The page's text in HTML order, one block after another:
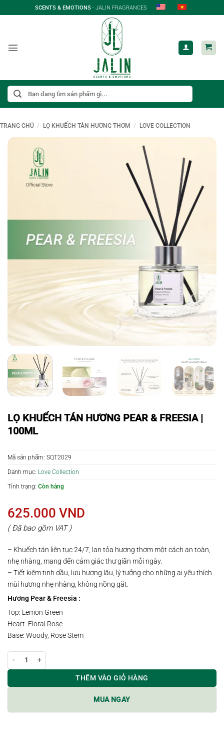
qua
SCENTS & EMOTIONS - JALIN FRAGRANCES
Tìm
kiếm:
TRANG CHỦ / LỌ KHUẾCH TÁN HƯƠNG THƠM / LOVE COLLECTION
LỌ KHUẾCH TÁN HƯƠNG PEAR & FREESIA |
100ML
Mã sản phẩm: SQT2029
Danh mục: Love Collection
Tình trạng: Còn hàng
625.000 VND
( Đã bao gồm VAT )
– Khuếch tán liên tục 24/7, lan tỏa hương thơm một cách an toàn,
nhẹ nhàng, mang đến cảm giác thư giãn mỗi ngày.
– Tiết kiệm tinh dầu, lưu hương lâu, lý tưởng cho những ai yêu thích
mùi hương nhẹ nhàng, không nồng gắt.
Hương Pear & Freesia :
Top: Lemon Green
Heart: Floral Rose
Base: Woody, Rose Stem
Lọ khuếch tán hương PEAR & FREESIA | 100ml số lượng
THÊM VÀO GIỎ HÀNG
MUA NGAY